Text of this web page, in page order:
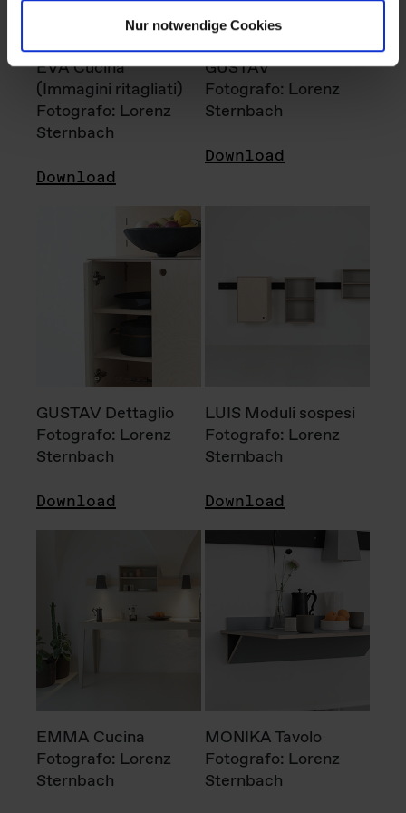
Nur notwendige Cookies
EVA Cucina
(Immagini ritagliati)
Fotografo: Lorenz
Sternbach
Download
GUSTAV
Fotografo: Lorenz
Sternbach
Download
GUSTAV Dettaglio
Fotografo: Lorenz
Sternbach
Download
LUIS Moduli sospesi
Fotografo: Lorenz
Sternbach
Download
EMMA Cucina
Fotografo: Lorenz
Sternbach
MONIKA Tavolo
Fotografo: Lorenz
Sternbach